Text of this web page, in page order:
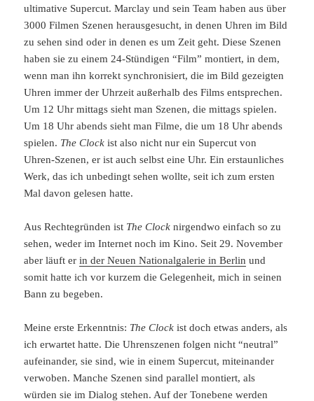
ultimative Supercut. Marclay und sein Team haben aus über
3000 Filmen Szenen herausgesucht, in denen Uhren im Bild
zu sehen sind oder in denen es um Zeit geht. Diese Szenen
haben sie zu einem 24-Stündigen “Film” montiert, in dem,
wenn man ihn korrekt synchronisiert, die im Bild gezeigten
Uhren immer der Uhrzeit außerhalb des Films entsprechen.
Um 12 Uhr mittags sieht man Szenen, die mittags spielen.
Um 18 Uhr abends sieht man Filme, die um 18 Uhr abends
spielen. The Clock ist also nicht nur ein Supercut von
Uhren-Szenen, er ist auch selbst eine Uhr. Ein erstaunliches
Werk, das ich unbedingt sehen wollte, seit ich zum ersten
Mal davon gelesen hatte.
Aus Rechtegründen ist The Clock nirgendwo einfach so zu
sehen, weder im Internet noch im Kino. Seit 29. November
aber läuft erin der Neuen Nationalgalerie in Berlin und
somit hatte ich vor kurzem die Gelegenheit, mich in seinen
Bann zu begeben.
Meine erste Erkenntnis: The Clock ist doch etwas anders, als
ich erwartet hatte. Die Uhrenszenen folgen nicht “neutral”
aufeinander, sie sind, wie in einem Supercut, miteinander
verwoben. Manche Szenen sind parallel montiert, als
würden sie im Dialog stehen. Auf der Tonebene werden